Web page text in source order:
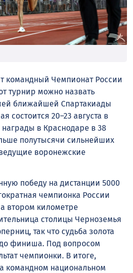
командный Чемпионат России
турнир можно назвать
ближайшей Спартакиады
состоится 20–23 августа в
в Краснодаре в 38
полутысячи сильнейших
воронежские
победу на дистанции 5000
чемпионка России
втором километре
столицы Черноземья
так что судьба золота
финиша. Под вопросом
чемпионки. В итоге,
командном национальном